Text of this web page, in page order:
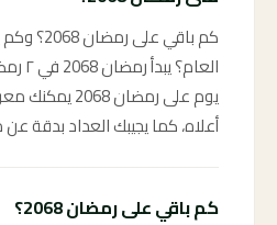
كم باقي
يوم على رمضان
أعلاه، كما يجيبك العداد بدقة عن
كم باقي على رمضان 2068؟